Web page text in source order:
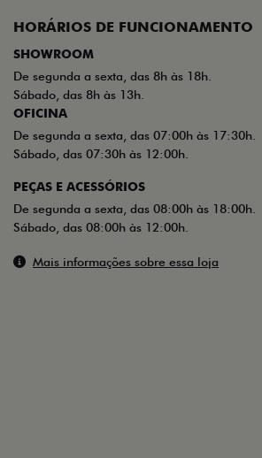
HORÁRIOS DE FUNCIONAMENTO
SHOWROOM
De segunda a sexta, das 8h às 18h.
Sábado, das 8h às 13h.
OFICINA
De segunda a sexta, das 07:00h às 17:30h.
Sábado, das 07:30h às 12:00h.
PEÇAS E ACESSÓRIOS
De segunda a sexta, das 08:00h às 18:00h.
Sábado, das 08:00h às 12:00h.
Mais informações sobre essa loja